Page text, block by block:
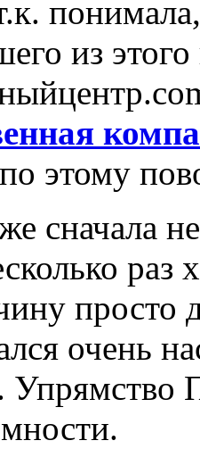
из
этому
сначала
раз
просто
очень
Упрямство